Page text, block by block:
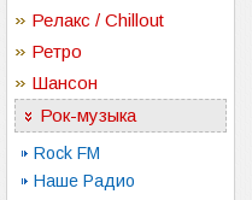
Релакс / Chillout
Ретро
Шансон
Рок-музыка
Rock FM
Наше Радио